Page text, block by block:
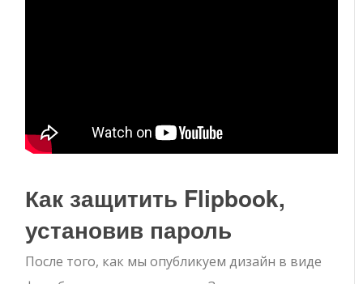
Как защитить Flipbook,
установив пароль
После того, как мы опубликуем дизайн в виде